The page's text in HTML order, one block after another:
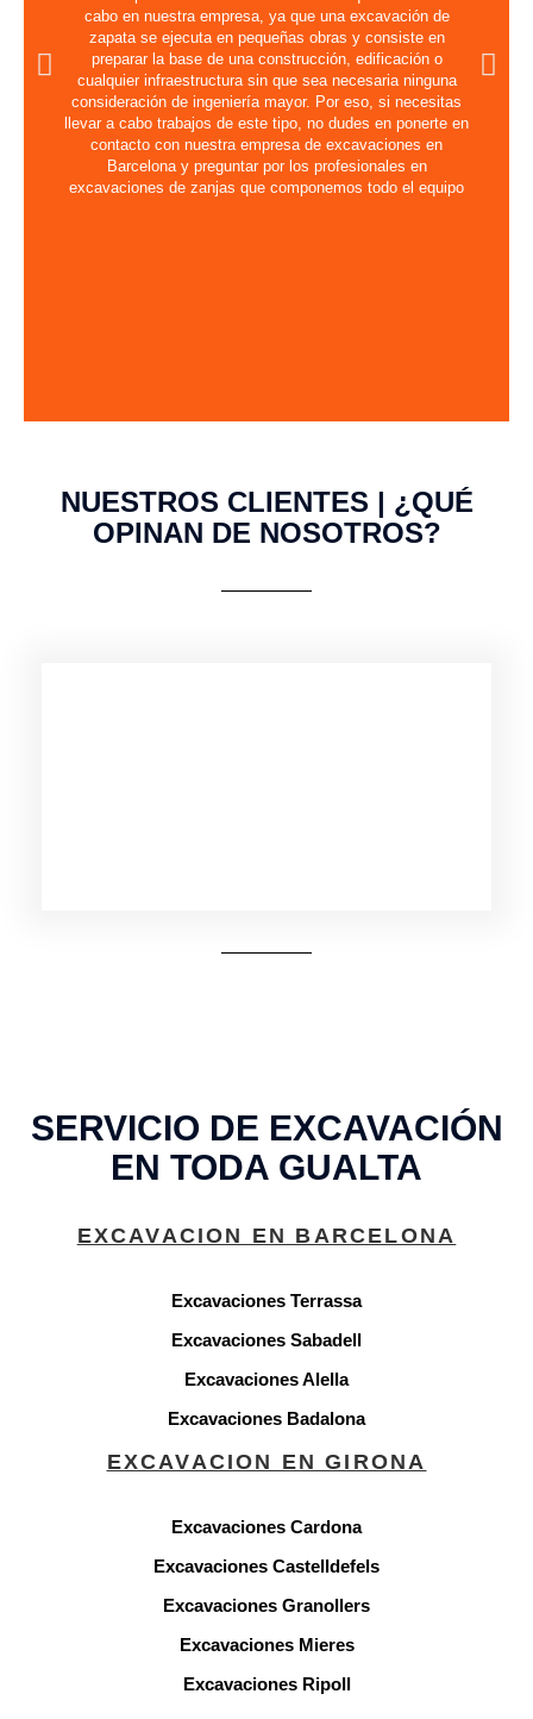
cabo en nuestra empresa, ya que una excavación de
zapata se ejecuta en pequeñas obras y consiste en
preparar la base de una construcción, edificación o
cualquier infraestructura sin que sea necesaria ninguna
consideración de ingeniería mayor. Por eso, si necesitas
llevar a cabo trabajos de este tipo, no dudes en ponerte en
contacto con nuestra empresa de excavaciones en
Barcelona y preguntar por los profesionales en
excavaciones de zanjas que componemos todo el equipo
NUESTROS CLIENTES | ¿QUÉ
OPINAN DE NOSOTROS?
SERVICIO DE EXCAVACIÓN
EN TODA GUALTA
EXCAVACION EN BARCELONA
Excavaciones Terrassa
Excavaciones Sabadell
Excavaciones Alella
Excavaciones Badalona
EXCAVACION EN GIRONA
Excavaciones Cardona
Excavaciones Castelldefels
Excavaciones Granollers
Excavaciones Mieres
Excavaciones Ripoll